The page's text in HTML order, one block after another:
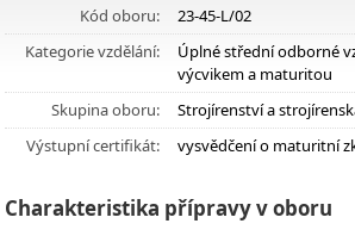
Kód oboru:
23-45-L/02
Kategorie vzdělání:
Úplné střední odborné
výcvikem a maturitou
Skupina oboru:
Strojírenství a
Výstupní certifikát:
vysvědčení o maturitní
Charakteristika přípravy v oboru